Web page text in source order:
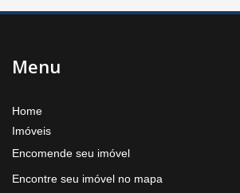
Menu
Home
Imóveis
Encomende seu imóvel
Encontre seu imóvel no mapa